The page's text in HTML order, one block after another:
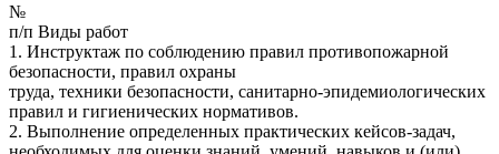
№
п/п Виды работ
1. Инструктаж по соблюдению правил противопожарной
безопасности, правил охраны
труда, техники безопасности, санитарно-эпидемиологических
правил и гигиенических нормативов.
2. Выполнение определенных практических кейсов-задач,